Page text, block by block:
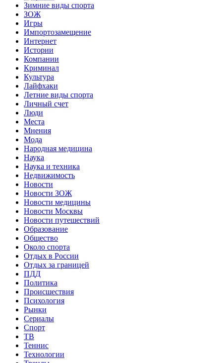
Зимние виды спорта
ЗОЖ
Игры
Импортозамещение
Интернет
Истории
Компании
Криминал
Культура
Лайфхаки
Летние виды спорта
Личный счет
Люди
Места
Мнения
Мода
Народная медицина
Наука
Наука и техника
Недвижимость
Новости
Новости ЗОЖ
Новости медицины
Новости Москвы
Новости путешествий
Образование
Общество
Около спорта
Отдых в России
Отдых за границей
ПДД
Политика
Происшествия
Психология
Рынки
Сериалы
Спорт
ТВ
Теннис
Технологии